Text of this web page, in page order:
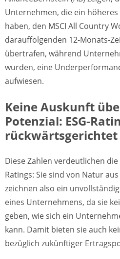
Unternehmen, die ein höheres
haben, den MSCI All Country
darauffolgenden 12-Monats-
übertrafen, während
wurden, eine
aufwiesen.
Keine Auskunft
Potenzial: ESG-
rückwärtsgerichtet
Diese Zahlen verdeutlichen die
Ratings: Sie sind von Natur
zeichnen also ein
eines Unternehmens, da sie
geben, wie sich ein
kann. Damit bieten sie auch
bezüglich zukünftiger